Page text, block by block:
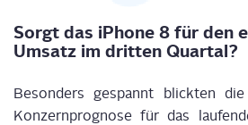
Sorgt das iPho­ne 8 für den
Umsatz im drit­ten Quartal?
Beson­ders gespannt blick­ten
Kon­zern­pro­gno­se für das